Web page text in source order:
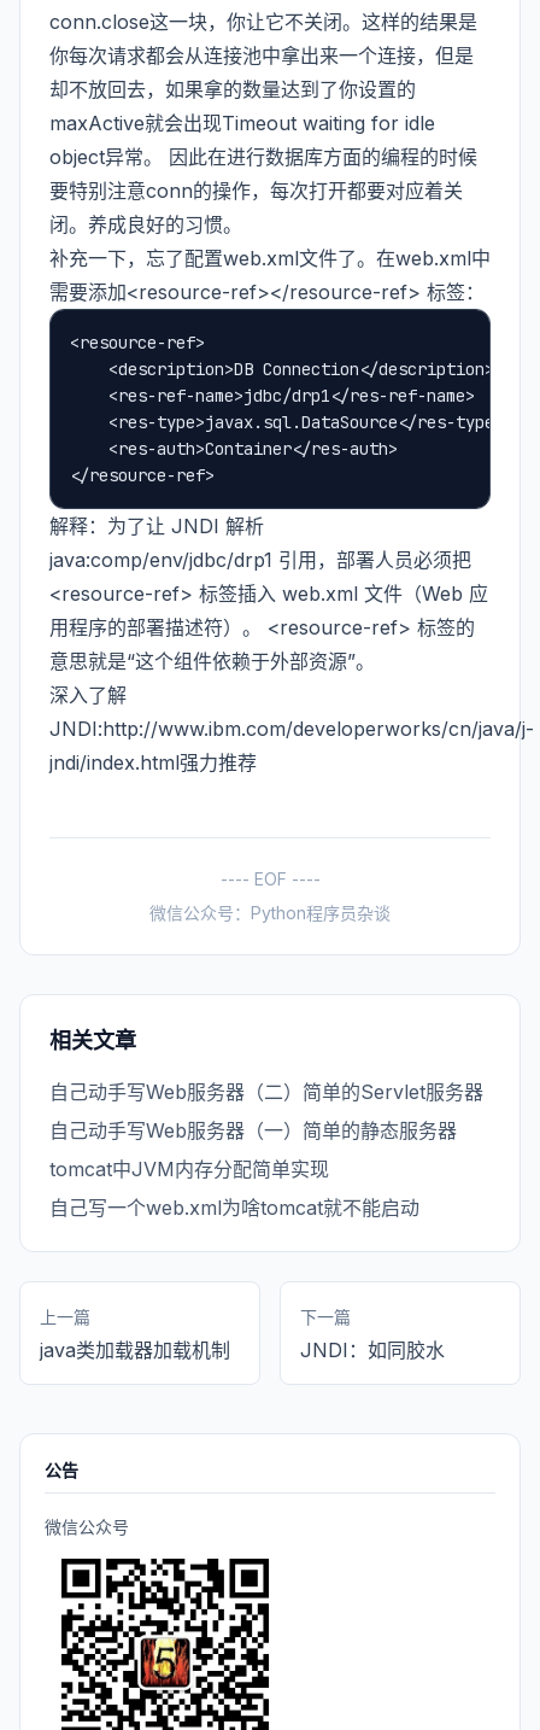
conn.close这一块，你让它不关闭。这样的结果是
你每次请求都会从连接池中拿出来一个连接，但是
却不放回去，如果拿的数量达到了你设置的
maxActive就会出现Timeout waiting for idle
object异常。 因此在进行数据库方面的编程的时候
要特别注意conn的操作，每次打开都要对应着关
闭。养成良好的习惯。
补充一下，忘了配置web.xml文件了。在web.xml中
需要添加<resource-ref></resource-ref> 标签：
<resource-ref>
    <description>DB Connection</description>
    <res-ref-name>jdbc/drp1</res-ref-name>
    <res-type>javax.sql.DataSource</res-type>
    <res-auth>Container</res-auth>
解释：为了让 JNDI 解析
java:comp/env/jdbc/drp1 引用，部署人员必须把
<resource-ref> 标签插入 web.xml 文件（Web 应
用程序的部署描述符）。 <resource-ref> 标签的
意思就是“这个组件依赖于外部资源”。
深入了解
JNDI:http://www.ibm.com/developerworks/cn/java/j-
jndi/index.html强力推荐
---- EOF ----
微信公众号：Python程序员杂谈
相关文章
自己动手写Web服务器（二）简单的Servlet服务器
自己动手写Web服务器（一）简单的静态服务器
tomcat中JVM内存分配简单实现
自己写一个web.xml为啥tomcat就不能启动
上一篇
java类加载器加载机制
下一篇
JNDI：如同胶水
公告
微信公众号